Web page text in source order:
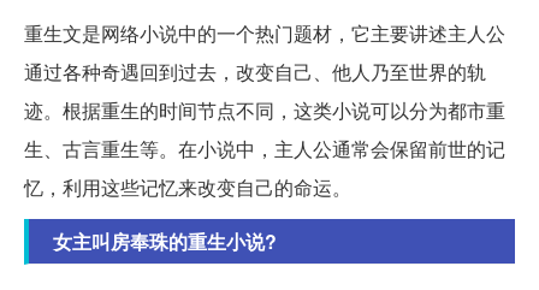
重生文是网络小说中的一个热门题材，它主要讲述主人公
通过各种奇遇回到过去，改变自己、他人乃至世界的轨
迹。根据重生的时间节点不同，这类小说可以分为都市重
生、古言重生等。在小说中，主人公通常会保留前世的记
忆，利用这些记忆来改变自己的命运。
女主叫房奉珠的重生小说?